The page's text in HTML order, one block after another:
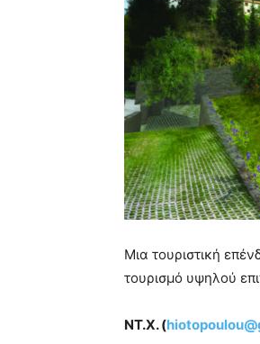
Μια τουριστική
τουρισμό υψηλού
ΝΤ.Χ. (